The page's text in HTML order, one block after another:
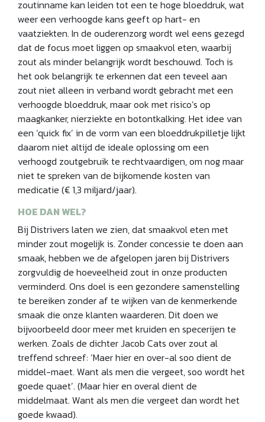
zoutinname kan leiden tot een te hoge bloeddruk, wat
weer een verhoogde kans geeft op hart- en
vaatziekten. In de ouderenzorg wordt wel eens gezegd
dat de focus moet liggen op smaakvol eten, waarbij
zout als minder belangrijk wordt beschouwd. Toch is
het ook belangrijk te erkennen dat een teveel aan
zout niet alleen in verband wordt gebracht met een
verhoogde bloeddruk, maar ook met risico’s op
maagkanker, nierziekte en botontkalking. Het idee van
een ‘quick fix’ in de vorm van een bloeddrukpilletje lijkt
daarom niet altijd de ideale oplossing om een
verhoogd zoutgebruik te rechtvaardigen, om nog maar
niet te spreken van de bijkomende kosten van
medicatie (€ 1,3 miljard/jaar).
HOE DAN WEL?
Bij Distrivers laten we zien, dat smaakvol eten met
minder zout mogelijk is. Zonder concessie te doen aan
smaak, hebben we de afgelopen jaren bij Distrivers
zorgvuldig de hoeveelheid zout in onze producten
verminderd. Ons doel is een gezondere samenstelling
te bereiken zonder af te wijken van de kenmerkende
smaak die onze klanten waarderen. Dit doen we
bijvoorbeeld door meer met kruiden en specerijen te
werken. Zoals de dichter Jacob Cats over zout al
treffend schreef: ‘Maer hier en over-al soo dient de
middel-maet. Want als men die vergeet, soo wordt het
goede quaet’. (Maar hier en overal dient de
middelmaat. Want als men die vergeet dan wordt het
goede kwaad).